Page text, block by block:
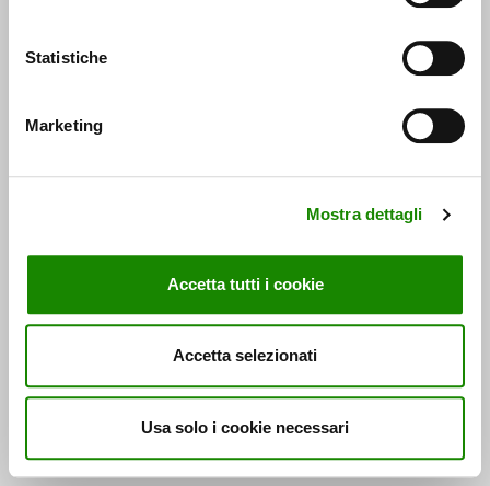
Statistiche
Marketing
Mostra dettagli
Accetta tutti i cookie
Accetta selezionati
Usa solo i cookie necessari